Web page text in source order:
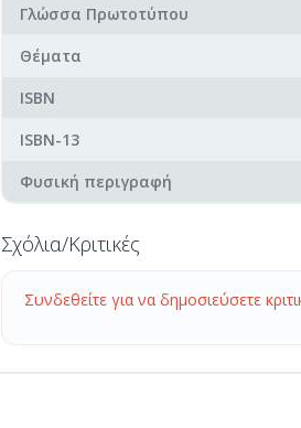
Γλώσσα Πρωτοτύπου
Θέματα
ISBN
ISBN-13
Φυσική περιγραφή
Σχόλια/Κριτικές
Συνδεθείτε για να δημοσιεύσετε